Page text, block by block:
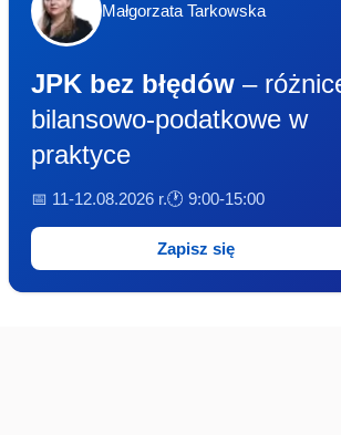
Małgorzata Tarkowska
JPK bez błędów –
bilansowo-podatkowe w
praktyce
📅 11-12.08.2026 r.🕐 9:00-15:00
Zapisz się